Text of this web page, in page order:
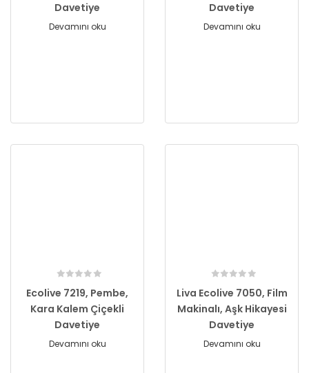
Davetiye
Devamını oku
Davetiye
Devamını oku
Ecolive 7219, Pembe,
Kara Kalem Çiçekli
Davetiye
Devamını oku
Liva Ecolive 7050, Film
Makinalı, Aşk Hikayesi
Davetiye
Devamını oku